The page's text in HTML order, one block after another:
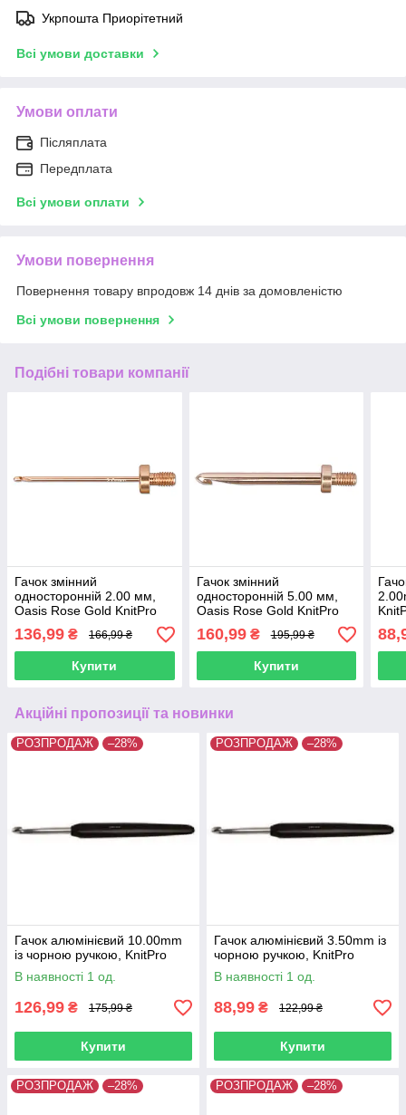
Укрпошта Приорітетний
Всі умови доставки
Умови оплати
Післяплата
Передплата
Всі умови оплати
Умови повернення
Повернення товару впродовж 14 днів за домовленістю
Всі умови повернення
Подібні товари компанії
Гачок змінний
односторонній 2.00 мм,
Oasis Rose Gold KnitPro
136,99 ₴ 166,99 ₴
Купити
Гачок змінний
односторонній 5.00 мм,
Oasis Rose Gold KnitPro
160,99₴ 195,99 ₴
Купити
Акційні пропозиції та новинки
РОЗПРОДАЖ –28%
Гачок алюмінієвий 10.00mm
із чорною ручкою, KnitPro
В наявності 1 од.
126,99 ₴ 175,99 ₴
Купити
РОЗПРОДАЖ –28%
Гачок алюмінієвий 3.50mm із
чорною ручкою, KnitPro
В наявності 1 од.
88,99 ₴ 122,99 ₴
Купити
РОЗПРОДАЖ –28% РОЗПРОДАЖ –28%